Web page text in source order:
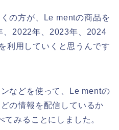
の方が、Le mentの商品を
、2022年、2023年、2024
利用していくと思うんです
などを使って、Le mentの
の情報を配信しているか
てみることにしました。